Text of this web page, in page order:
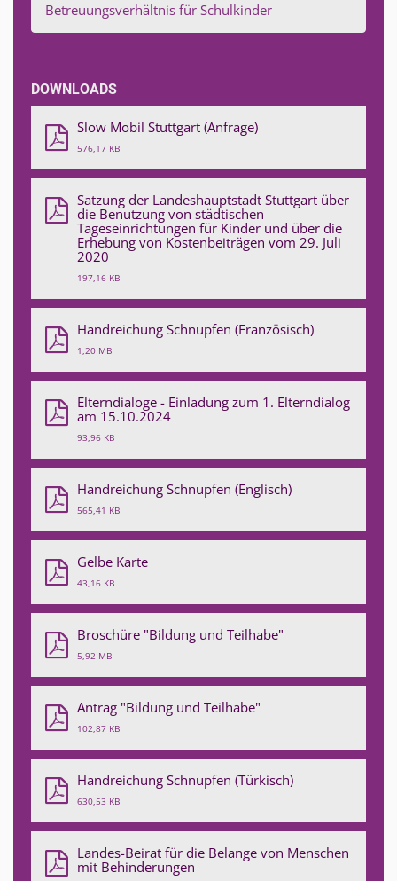
Betreuungsverhältnis für Schulkinder
DOWNLOADS
Slow Mobil Stuttgart (Anfrage)
576,17 KB
Satzung der Landeshauptstadt Stuttgart über
die Benutzung von städtischen
Tageseinrichtungen für Kinder und über die
Erhebung von Kostenbeiträgen vom 29. Juli
2020
197,16 KB
Handreichung Schnupfen (Französisch)
1,20 MB
Elterndialoge - Einladung zum 1. Elterndialog
am 15.10.2024
93,96 KB
Handreichung Schnupfen (Englisch)
565,41 KB
Gelbe Karte
43,16 KB
Broschüre "Bildung und Teilhabe"
5,92 MB
Antrag "Bildung und Teilhabe"
102,87 KB
Handreichung Schnupfen (Türkisch)
630,53 KB
Landes-Beirat für die Belange von Menschen
mit Behinderungen